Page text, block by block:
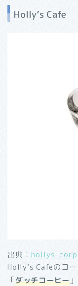
Holly’s Cafe
出典： hollys-
Holly’s Cafeのコ
「ダッチコーヒー